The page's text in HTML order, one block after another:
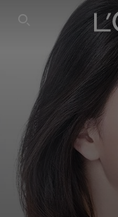
SEARCH THIS SITE